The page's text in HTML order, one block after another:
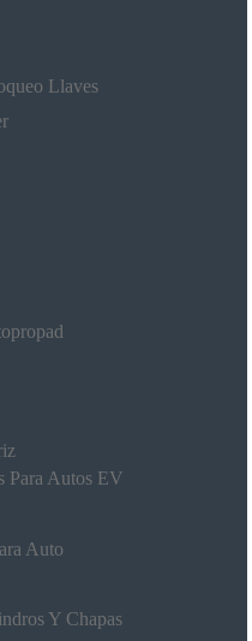
Llaves
Para Autos EV
Auto
Y Chapas